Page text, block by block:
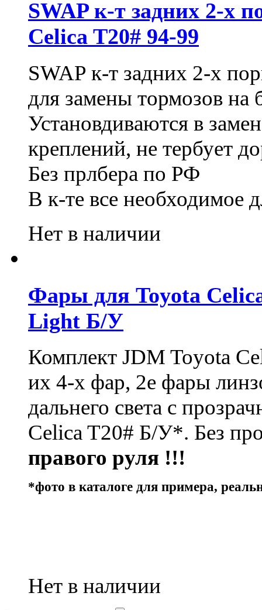
SWAP к-т задних 2-х
Celica T20# 94-99
SWAP к-т задних 2-х
для замены тормозов на
Установдиваются в
креплений, не тербует
Без прлбера по РФ
В к-те все необходимое
Нет в наличии
Фары для Toyota
Light Б/У
Комплект JDM Toyota
их 4-х фар, 2е фары
дальнего света с
Celica T20# Б/У*. Без
правого руля !!!
*фото в каталоге для примера,
Нет в наличии